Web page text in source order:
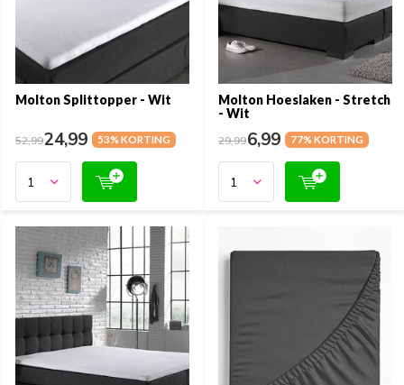
Molton Splittopper - Wit
52,9924,99 53% KORTING
Molton Hoeslaken - Stretch
- Wit
29,996,99 77% KORTING